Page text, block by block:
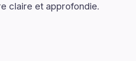
claire et approfondie.